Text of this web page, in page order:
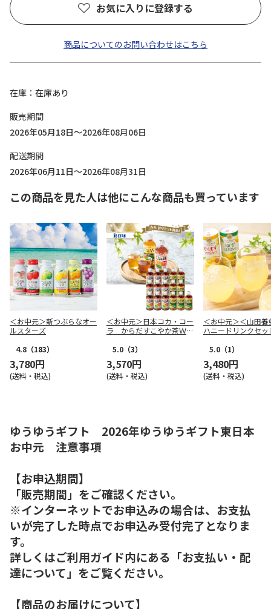
お気に入りに登録する
商品についてのお問い合わせはこちら
在庫
在庫あり
販売期間
2026年05月18日～2026年08月06日
配送期間
2026年06月11日～2026年08月31日
この商品を見た人は他にこんな商品も買っています
＜お中元＞新つぶらなオー
ルスターズ
4.8 （183）
3,780円
(送料・税込)
＜お中元＞日本コカ・コー
ラ からだすこやか茶Ｗ
ット（東日本版）
5.0 （3）
3,570円
(送料・税込)
＜お中元＞＜山田養
ハニードリンクセッ
5.0 （1）
3,480円
(送料・税込)
ゆうゆうギフト 2026年ゆうゆうギフト東日本
お中元 注意事項
【お申込期間】
「販売期間」をご確認ください。
※インターネットでお申込みの場合は、お支払
いが完了した時点でお申込み受付完了となりま
す。
詳しくはご利用ガイド内にある「お支払い・配
達について」をご覧ください。
【商品のお届けについて】